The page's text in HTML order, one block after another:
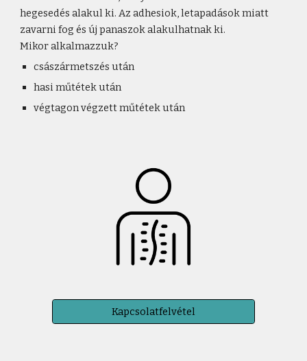
hegesedés alakul ki. Az adhesiok, letapadások miatt
zavarni fog és új panaszok alakulhatnak ki.
Mikor alkalmazzuk?
császármetszés után
hasi műtétek után
végtagon végzett műtétek után
Kapcsolatfelvétel